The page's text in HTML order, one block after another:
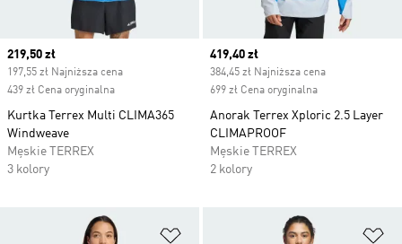
Current price
219,50 zł
197,55 zł Najniższa cena
439 zł Cena oryginalna
Kurtka Terrex Multi CLIMA365
Windweave
Męskie TERREX
3 kolory
Current price
419,40 zł
384,45 zł Najniższa cena
699 zł Cena oryginalna
Anorak Terrex Xploric 2.5 Layer
CLIMAPROOF
Męskie TERREX
2 kolory
Dodaj do listy życzeń